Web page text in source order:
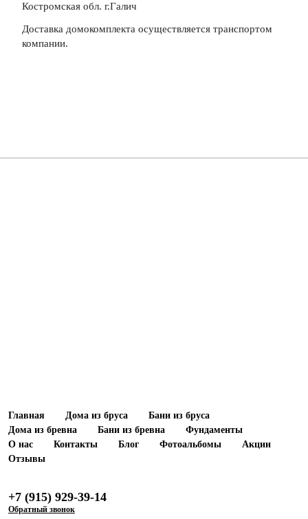
Костромская обл. г.Галич
Доставка домокомплекта осуществляется транспортом
компании.
Главная Дома из бруса
Бани из бруса
Дома из бревна
Бани из бревна
Фундаменты
О нас
Контакты Блог Фотоальбомы
Акции
Отзывы
+7 (915) 929-39-14
Обратный звонок